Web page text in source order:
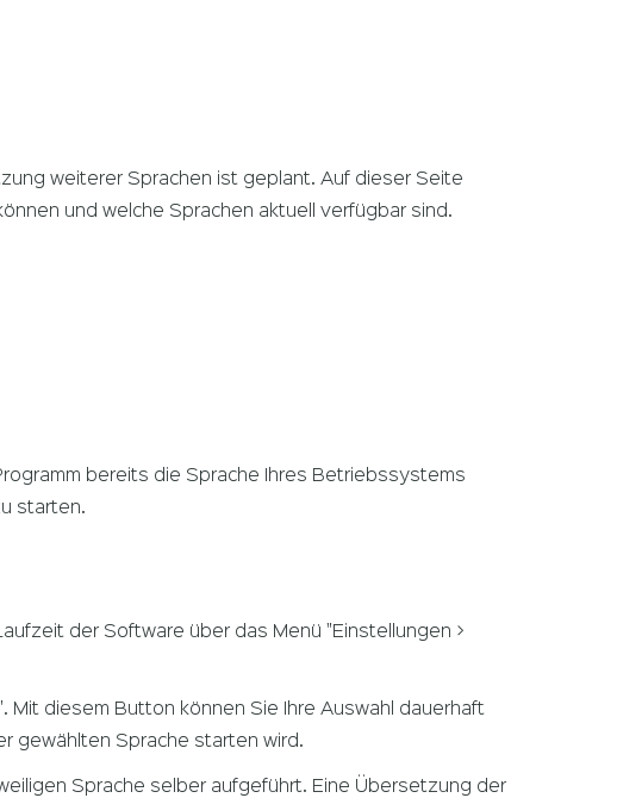
weiterer Sprachen ist geplant. Auf dieser Seite
und welche Sprachen aktuell verfügbar sind.
bereits die Sprache Ihres Betriebssystems
starten.
der Software über das Menü "Einstellungen >
Mit diesem Button können Sie Ihre Auswahl dauerhaft
gewählten Sprache starten wird.
Sprache selber aufgeführt. Eine Übersetzung der